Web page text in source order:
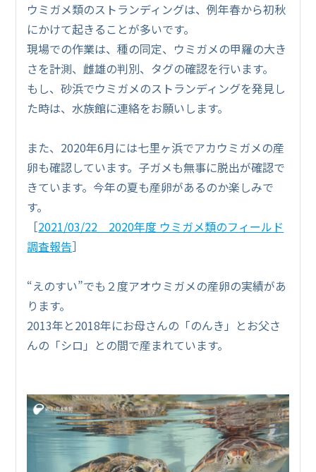
ウミガメ類のストランディングは、例年春から初秋
にかけて起きることが多いです。
現場での作業は、種の同定、ウミガメの甲羅の大き
さを計測、雌雄の判別、タグの確認を行います。
もし、砂浜でウミガメのストランディングを発見し
た時は、水族館に連絡をお願いします。
また、2020年6月には七里ヶ浜でアカウミガメの産
卵も確認しています。子ガメも無事に脱出が確認で
きています。今年の夏も産卵があるのか楽しみで
す。
［2021/03/22 2020年度 ウミガメ類のフィールド
調査報告］
“えのすい”でも２度アオウミガメの産卵の実績があ
ります。
2013年と2018年にお母さんの「のんき」とお父さ
んの「シロ」との間で産まれています。